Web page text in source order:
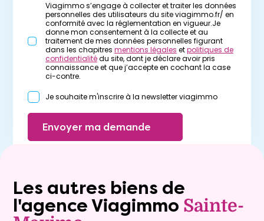
Viagimmo s’engage à collecter et traiter les données
personnelles des utilisateurs du site viagimmo.fr/ en
conformité avec la réglementation en vigueur.Je
donne mon consentement à la collecte et au
traitement de mes données personnelles figurant
dans les chapitres mentions légales etpolitiques de
confidentialitédu site, dont je déclare avoir pris
connaissance et que j’accepte en cochant la case
ci-contre.
Je souhaite m'inscrire à la newsletter viagimmo
Envoyer ma demande
Les autres biens de
l'agence Viagimmo Sainte-